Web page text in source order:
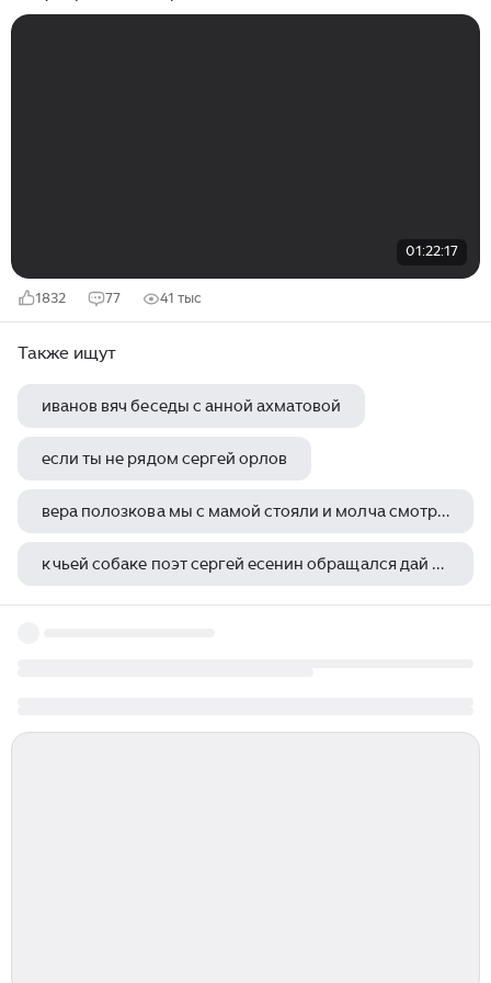
01:22:17
1832 77 41 тыс
Также ищут
иванов вяч беседы с анной ахматовой
если ты не рядом сергей орлов
вера полозкова мы с мамой стояли и молча смотрели
к чьей собаке поэт сергей есенин обращался дай джим на счастье лапу мне